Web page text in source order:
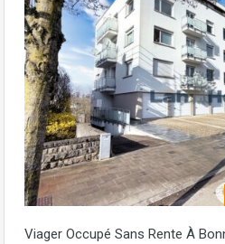
Viager Occupé Sans Rente À